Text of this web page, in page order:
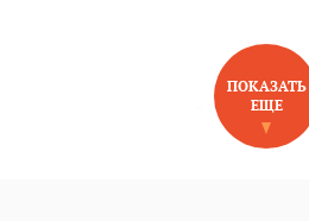
НОВОЕ НА
ПОКАЗАТЬ
ЕЩЕ